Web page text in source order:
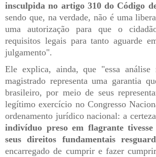
insculpida no artigo 310 do Código
sendo que, na verdade, não é uma
uma autorização para que o
requisitos legais para tanto aguarde
julgamento".
Ele explica, ainda, que "essa análise
magistrado representa uma garantia
brasileiro, por meio de seus
legítimo exercício no Congresso
ordenamento jurídico nacional: a
indivíduo preso em flagrante
seus direitos fundamentais
encarregado de cumprir e fazer